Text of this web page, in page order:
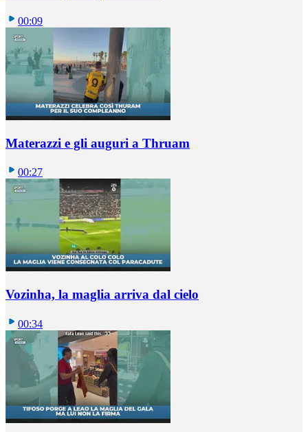
00:09
Materazzi e gli auguri a Thruam
00:27
Vozinha, la maglia arriva dal cielo
00:34